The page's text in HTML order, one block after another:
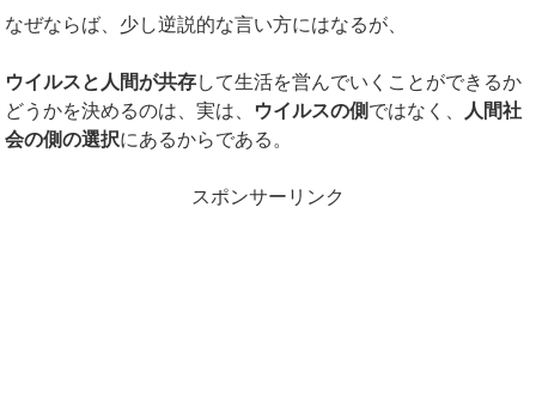
なぜならば、少し逆説的な言い方にはなるが、
ウイルスと人間が共存して生活を営んでいくことができるか
どうかを決めるのは、実は、 ウイルスの側 ではなく、
人間社
会の側の選択にあるからである。
スポンサーリンク